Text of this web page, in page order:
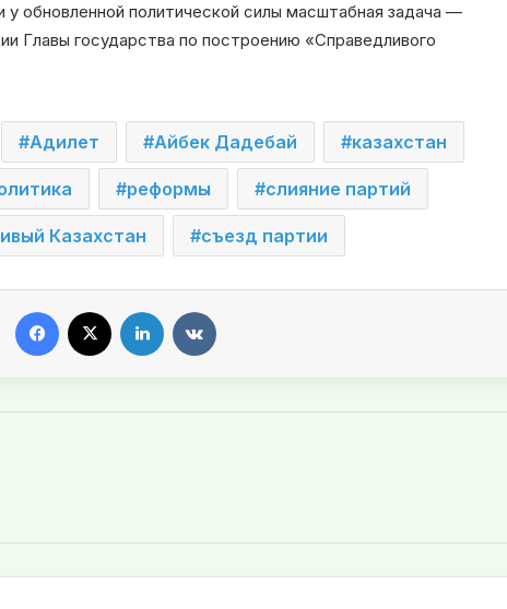
обновленной политической силы масштабная задача —
Главы государства по построению «Справедливого
Адилет Айбек Дадебай казахстан
реформы слияние партий
Казахстан съезд партии